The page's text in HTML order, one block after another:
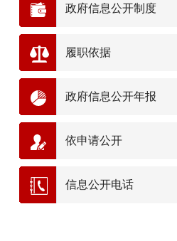
政府信息公开制度
履职依据
政府信息公开年报
依申请公开
信息公开电话